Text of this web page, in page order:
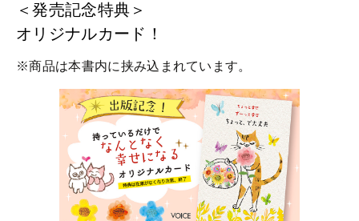
＜発売記念特典＞
オリジナルカード！
※商品は本書内に挟み込まれています。